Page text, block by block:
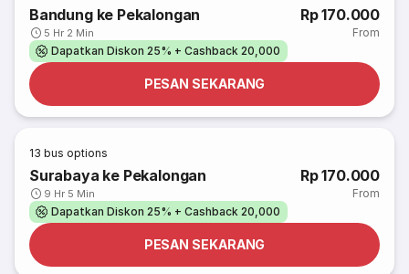
Bandung ke Pekalongan
5 Hr 2 Min
Rp 170.000
From
Dapatkan Diskon 25% + Cashback 20,000
PESAN SEKARANG
13 bus options
Surabaya ke Pekalongan
9 Hr 5 Min
Rp 170.000
From
Dapatkan Diskon 25% + Cashback 20,000
PESAN SEKARANG